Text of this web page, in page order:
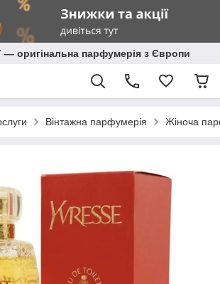
— оригінальна парфумерія з Європи
Вінтажна парфумерія Жіноча